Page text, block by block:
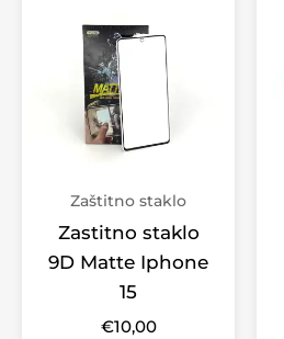
Zaštitno staklo
Zastitno staklo
9D Matte Iphone
15
€10,00